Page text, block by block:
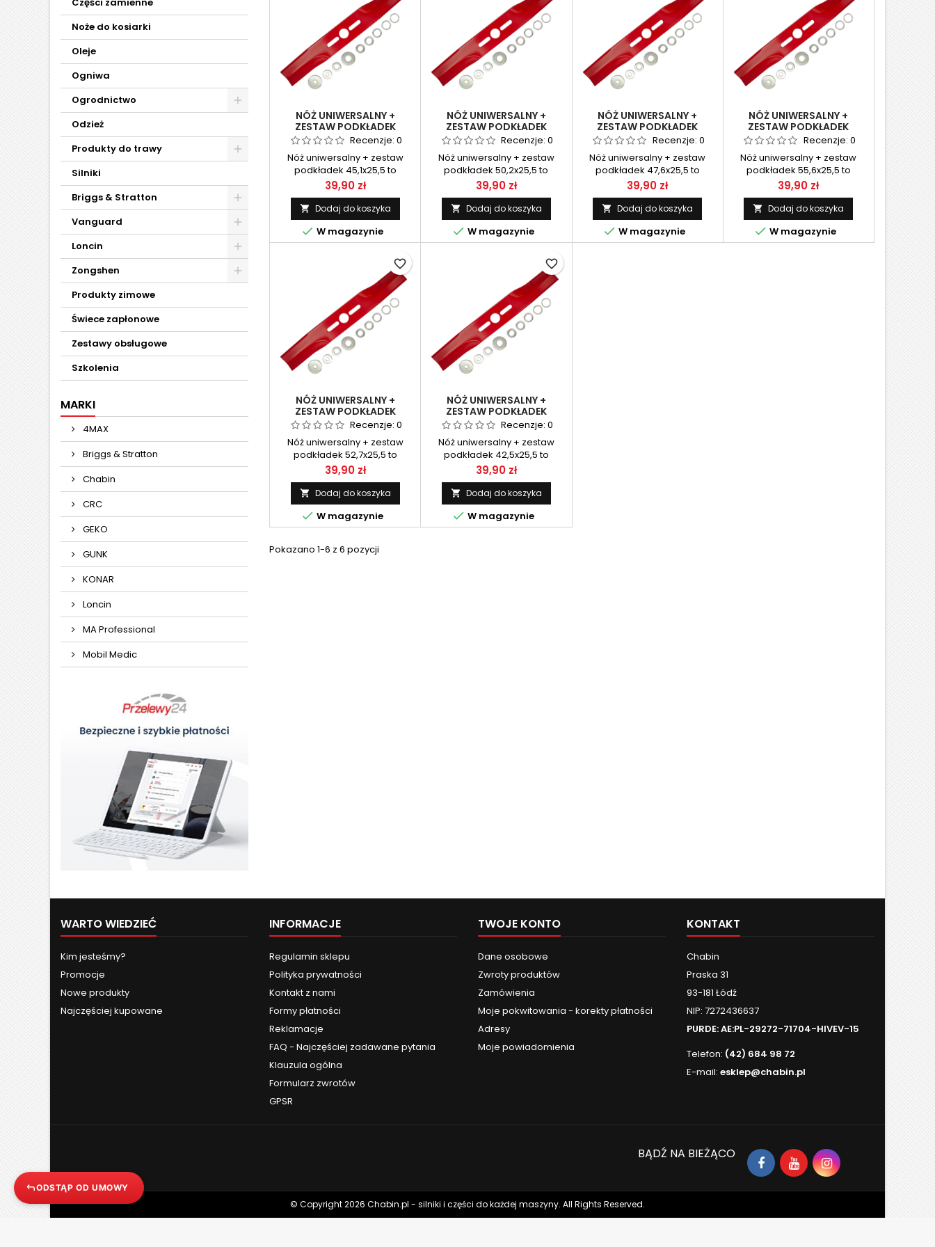
Noże do kosiarki
Oleje
Ogniwa
Ogrodnictwo
Odzież
Produkty do trawy
Silniki
Briggs & Stratton
Vanguard
Loncin
Zongshen
Produkty zimowe
Świece zapłonowe
Zestawy obsługowe
Szkolenia
MARKI
4MAX
Briggs & Stratton
Chabin
CRC
GEKO
GUNK
KONAR
Loncin
MA Professional
Mobil Medic
NÓŻ UNIWERSALNY +
ZESTAW PODKŁADEK
45.1X25.5Recenzje:0
Nóż uniwersalny + zestaw
podkładek 45,1x25,5 to
praktyczne rozwiązanie do
kosiarek spalinowych i
elektrycznych. Dzięki
dołączonym podkładkom
redukcyjnym umożliwia
dopasowanie do różnych
zapewniając stabilną pracę,
precyzyjne cięcie i łatwy
montaż.
Cena
39,90 zł
 Dodaj do koszyka
 W magazynie
NÓŻ UNIWERSALNY +
ZESTAW PODKŁADEK
50.2X25.5Recenzje:0
Nóż uniwersalny + zestaw
podkładek 50,2x25,5 to
praktyczny element tnący do
kosiarek spalinowych i
elektrycznych. Dzięki
dołączonym podkładkom
redukcyjnym umożliwia
dopasowanie do różnych
zapewniając stabilną pracę,
precyzyjne cięcie i łatwy
montaż.
Cena
39,90 zł
 Dodaj do koszyka
 W magazynie
NÓŻ UNIWERSALNY +
ZESTAW PODKŁADEK
47.6X25,5Recenzje: 0
Nóż uniwersalny + zestaw
podkładek 47,6x25,5 to
praktyczny element tnący do
kosiarek, umożliwiający
dopasowanie do różnych
modeli dzięki dołączonym
podkładkom redukcyjnym.
Zapewnia stabilną pracę,
Cena
39,90 zł
 Dodaj do koszyka
 W magazynie
NÓŻ UNIWERSALNY +
ZESTAW PODKŁADEK
55,6X25.5Recenzje: 0
Nóż uniwersalny + zestaw
podkładek 55,6x25,5 to
praktyczny element tnący
przeznaczony do kosiarek
spalinowych i elektrycznych.
Dzięki dołączonym
podkładkom redukcyjnym
umożliwia dopasowanie do
Cena
39,90 zł
 Dodaj do koszyka
 W magazynie
NÓŻ UNIWERSALNY +
ZESTAW PODKŁADEK
52.7X25.5Recenzje:0
Nóż uniwersalny + zestaw
podkładek 52,7x25,5 to
funkcjonalny element tnący
przeznaczony do kosiarek
spalinowych i elektrycznych.
Dzięki dołączonym
podkładkom redukcyjnym
umożliwia dopasowanie do
zapewniając stabilną pracę,
Cena
39,90 zł
 Dodaj do koszyka
 W magazynie
favorite_border
NÓŻ UNIWERSALNY +
ZESTAW PODKŁADEK
42.5X25.5Recenzje:0
Nóż uniwersalny + zestaw
podkładek 42,5x25,5 to
praktyczny element tnący do
kosiarek, który dzięki
dołączonym podkładkom
umożliwia dopasowanie do
różnych modeli urządzeń.
Zapewnia precyzyjne i
Cena
39,90 zł
 Dodaj do koszyka
 W magazynie
favorite_border
Pokazano 1-6 z 6 pozycji
WARTO WIEDZIEĆ
Kim jesteśmy?
Promocje
Nowe produkty
Najczęściej kupowane
INFORMACJE
Regulamin sklepu
Polityka prywatności
Kontakt z nami
Formy płatności
Reklamacje
FAQ - Najczęściej zadawane pytania
Klauzula ogólna
Formularz zwrotów
GPSR
TWOJE KONTO
Dane osobowe
Zwroty produktów
Zamówienia
Moje pokwitowania - korekty płatności
Adresy
Moje powiadomienia
KONTAKT
Chabin
Praska 31
93-181 Łódź
NIP: 7272436637
PURDE:AE:PL-29272-71704-HIVEV-15
Telefon: (42) 684 98 72
E-mail: esklep@chabin.pl
ODSTĄP OD UMOWY
BĄDŹ NA BIEŻĄCO
© Copyright 2026 Chabin.pl - silniki i części do każdej maszyny. All Rights Reserved.